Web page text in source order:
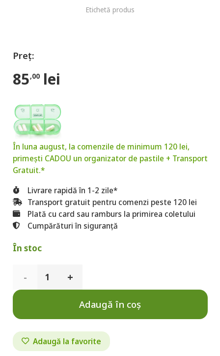
Etichetă produs
85,00 lei
În luna august, la comenzile de minimum 120 lei,
primești CADOU un organizator de pastile + Transport
Gratuit.*
Livrare rapidă în 1-2 zile*
Transport gratuit pentru comenzi peste 120 lei
Plată cu card sau ramburs la primirea coletului
Cumpărături în siguranță
În stoc
Cantitate
Astaxantină
naturală
6
Adaugă în coș
Adaugă la favorite